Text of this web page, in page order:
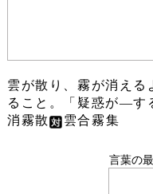
雲が散り、霧が消える
ること。「疑惑が―す
消霧散
雲合霧集
言葉の